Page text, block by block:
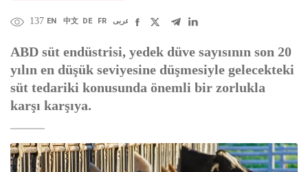
137 EN 中文 DE FR عربى
ABD süt endüstrisi, yedek düve sayısının son 20
yılın en düşük seviyesine düşmesiyle gelecekteki
süt tedariki konusunda önemli bir zorlukla
karşı karşıya.